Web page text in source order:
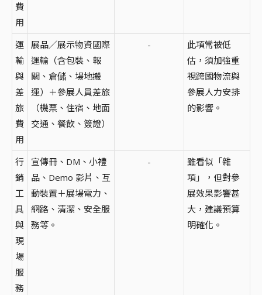
費
用
運
輸
與
差
旅
費
用
展品／展示物資國際
運輸（含包裝、報
關、倉儲、場地搬
運）＋參展人員差旅
（機票、住宿、地面
交通、餐飲、簽證）
-
此項常被低
估，須加強重
視跨國物流與
參展人力安排
的影響。
行
銷
工
具
與
現
場
服
務
宣傳冊、DM、小禮
品、Demo 影片、互
動裝置＋展場電力、
網路、清潔、安全服
務等。
-
雖看似「雜
項」，但對參
展效果影響甚
大，建議預算
明確化。